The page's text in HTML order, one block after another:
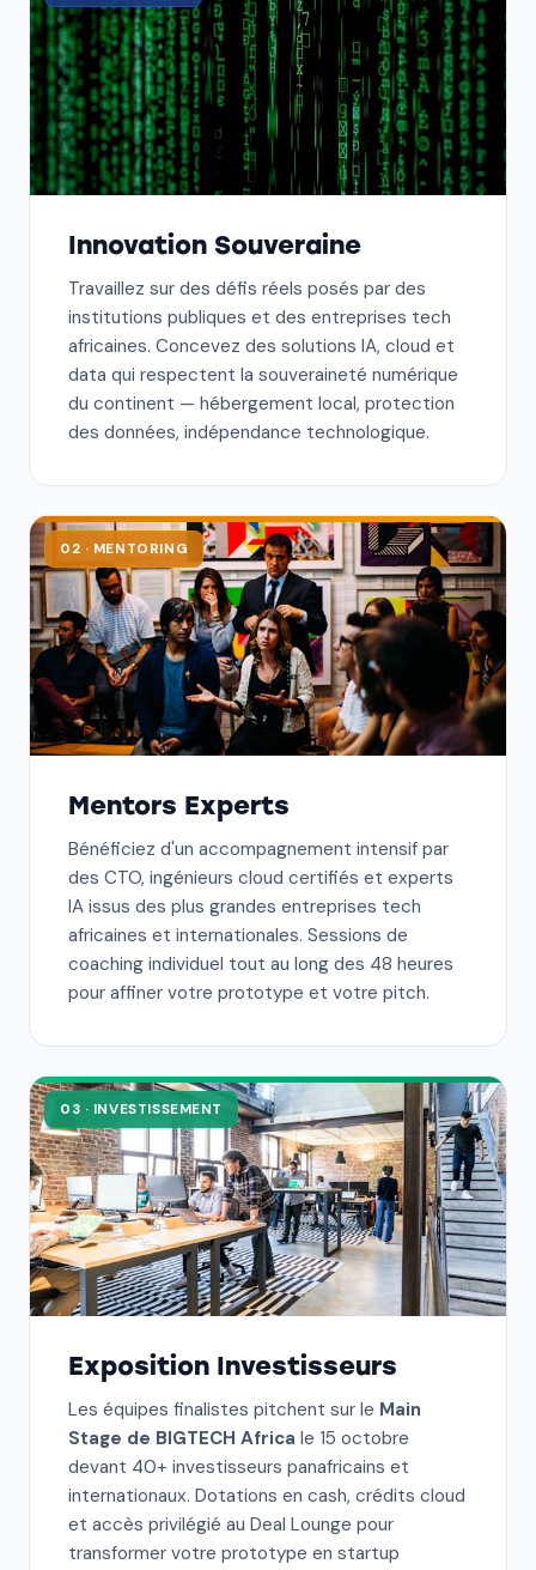
Innovation Souveraine
Travaillez sur des défis réels posés par des
institutions publiques et des entreprises tech
africaines. Concevez des solutions IA, cloud et
data qui respectent la souveraineté numérique
du continent — hébergement local, protection
des données, indépendance technologique.
02 · MENTORING
Mentors Experts
Bénéficiez d'un accompagnement intensif par
des CTO, ingénieurs cloud certifiés et experts
IA issus des plus grandes entreprises tech
africaines et internationales. Sessions de
coaching individuel tout au long des 48 heures
pour affiner votre prototype et votre pitch.
03 · INVESTISSEMENT
Exposition Investisseurs
Les équipes finalistes pitchent sur le Main
Stage de BIGTECH Africa le 15 octobre
devant 40+ investisseurs panafricains et
internationaux. Dotations en cash, crédits cloud
et accès privilégié au Deal Lounge pour
transformer votre prototype en startup